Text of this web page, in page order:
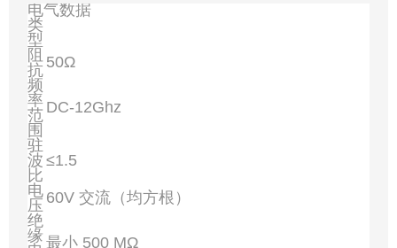
电气数据
类
型
阻
抗 50Ω
频
率
范
围
DC-12Ghz
驻
波
比
≤1.5
电
压 60V 交流（均方根）
绝
缘 最小 500 MΩ